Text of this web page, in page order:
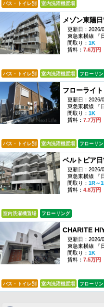
バス・トイレ別 室内洗濯機置場
メゾン東陽
更新日：2026/
東急東横線 『
間取り： 1K
賃料： 7.6万円
バス・トイレ別 室内洗濯機置場 フローリ
フローライ
更新日：2026/
東急東横線 『
間取り： 1K
賃料： 7.7万円
バス・トイレ別 室内洗濯機置場 フローリ
ベルトピア
更新日：2026/
東急東横線 『
間取り： 1R～
賃料： 4.8万円
室内洗濯機置場 フローリング
CHARITE
更新日：2026/
東急東横線 『
間取り： 1K
賃料： 7.5万円
バス・トイレ別 室内洗濯機置場 フローリ